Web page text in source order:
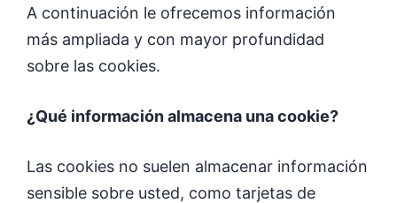
A continuación le ofrecemos información
más ampliada y con mayor profundidad
sobre las cookies.
¿Qué información almacena una cookie?
Las cookies no suelen almacenar información
sensible sobre usted, como tarjetas de